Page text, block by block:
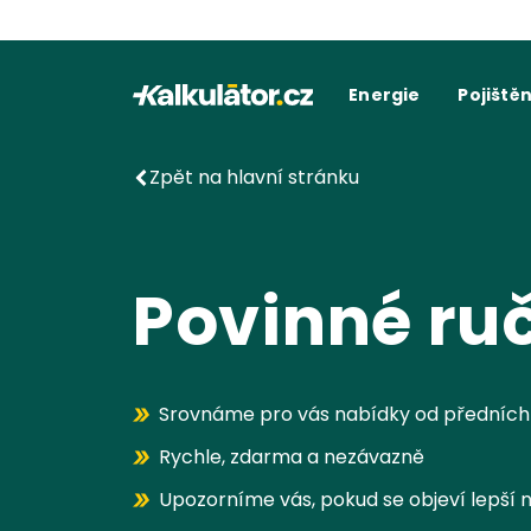
Kalkulátor.cz Energie
Kalkulačka elektřiny
Kde najít fakturu
Povinné
Zpět na hlavní stránku
Povinné
Srovnáme pro vás nabídky od
Rychle, zdarma a nezávazně
Upozorníme vás, pokud se objeví lepší